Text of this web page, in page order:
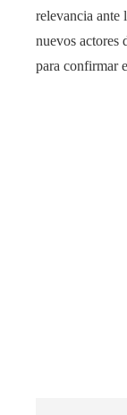
relevancia ante
nuevos actores
para confirmar